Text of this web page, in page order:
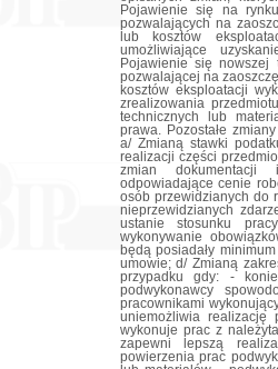
Pojawienie się na
pozwalających na
lub kosztów
umożliwiające
Pojawienie się nowszej
pozwalającej na
kosztów eksploatacji
zrealizowania
technicznych lub
prawa. Pozostałe
a/ Zmianą stawki
realizacji części
zmian
odpowiadające cenie
osób przewidzianych do
nieprzewidzianych
ustanie stosunku
wykonywanie
będą posiadały
umowie; d/ Zmianą
przypadku gdy: -
podwykonawcy
pracownikami
uniemożliwia realizację
wykonuje prac z
zapewni lepszą
powierzenia prac